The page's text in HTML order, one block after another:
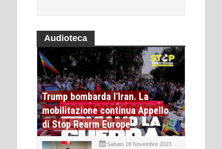
Audioteca
Trump bombarda l'Iran. La
mobilitazione continua Appello
di Stop Rearm Europe
Sabato 18 Novembre 2023